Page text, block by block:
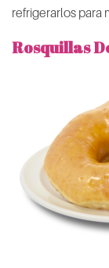
refrigerarlos para
Rosquillas